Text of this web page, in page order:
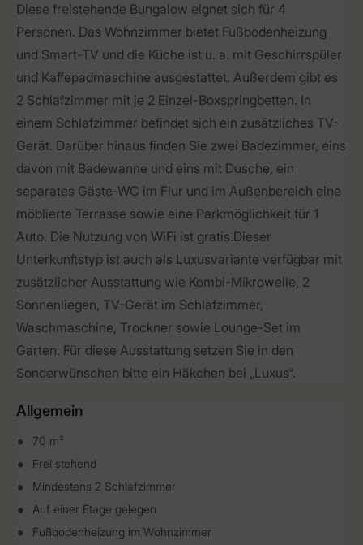
Diese freistehende Bungalow eignet sich für 4
Personen. Das Wohnzimmer bietet Fußbodenheizung
und Smart-TV und die Küche ist u. a. mit Geschirrspüler
und Kaffepadmaschine ausgestattet. Außerdem gibt es
2 Schlafzimmer mit je 2 Einzel-Boxspringbetten. In
einem Schlafzimmer befindet sich ein zusätzliches TV-
Gerät. Darüber hinaus finden Sie zwei Badezimmer, eins
davon mit Badewanne und eins mit Dusche, ein
separates Gäste-WC im Flur und im Außenbereich eine
möblierte Terrasse sowie eine Parkmöglichkeit für 1
Auto. Die Nutzung von WiFi ist gratis.Dieser
Unterkunftstyp ist auch als Luxusvariante verfügbar mit
zusätzlicher Ausstattung wie Kombi-Mikrowelle, 2
Sonnenliegen, TV-Gerät im Schlafzimmer,
Waschmaschine, Trockner sowie Lounge-Set im
Garten. Für diese Ausstattung setzen Sie in den
Sonderwünschen bitte ein Häkchen bei „Luxus“.
Allgemein
70 m²
Frei stehend
Mindestens 2 Schlafzimmer
Auf einer Etage gelegen
Fußbodenheizung im Wohnzimmer